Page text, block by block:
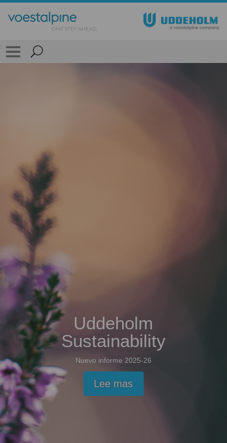
Uddeholm
Sustainability
Nuevo informe 2025-26
Lee mas